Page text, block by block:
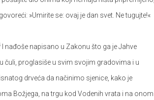
»Umirite se: ovaj je dan svet. Ne tugujte!«
I nađoše napisano u Zakonu što ga je Jahve
čuli, proglasiše u svim svojim gradovima i u
drveća da načinimo sjenice, kako je
Božjega, na trgu kod Vodenih vrata i na onom